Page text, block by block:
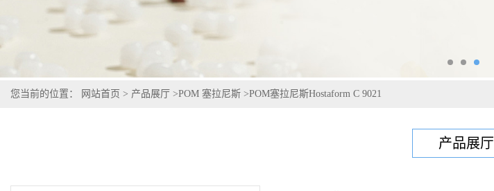
您当前的位置： 网站首页 > 产品展厅 >POM 塞拉尼斯 >POM塞拉尼斯Hostaform C 9021
产品展厅